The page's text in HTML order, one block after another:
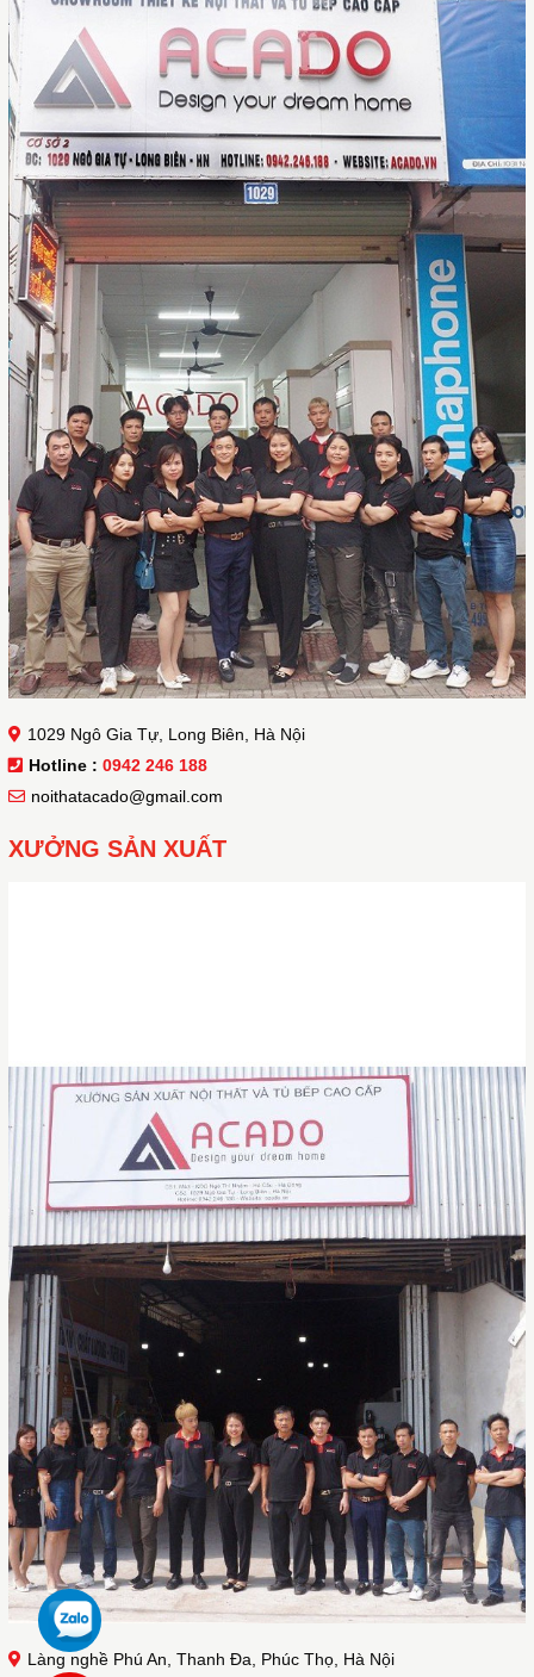
1029 Ngô Gia Tự, Long Biên, Hà Nội
Hotline : 0942 246 188
noithatacado@gmail.com
XƯỞNG SẢN XUẤT
Làng nghề Phú An, Thanh Đa, Phúc Thọ, Hà Nội